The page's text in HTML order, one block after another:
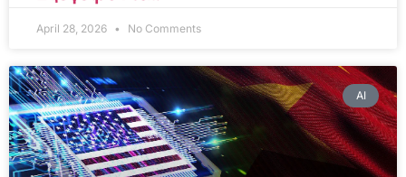
April 28, 2026 No Comments
AI